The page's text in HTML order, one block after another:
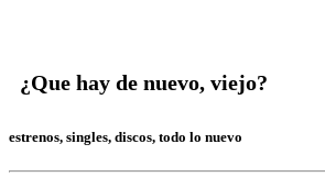
¿Que hay de nuevo, viejo?
estrenos, singles, discos, todo lo nuevo